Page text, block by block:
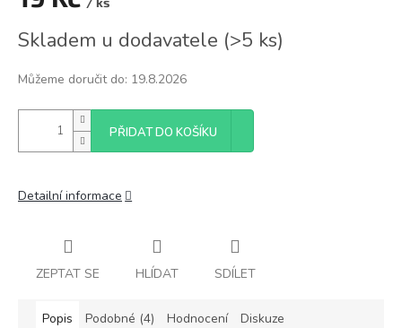
cena:
Skladem u dodavatele (>5 ks)
Můžeme doručit do: 19.8.2026
PŘIDAT DO KOŠÍKU
Detailní informace
ZEPTAT SE HLÍDAT SDÍLET
Popis Podobné (4) Hodnocení Diskuze